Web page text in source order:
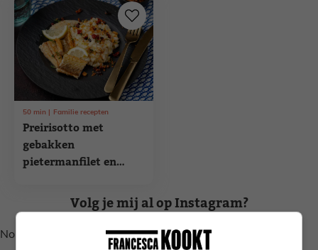
Preirisotto met
gebakken
pietermanfilet en
50 min Familie recepten
Volg je mij al op Instagram?
No posts found.